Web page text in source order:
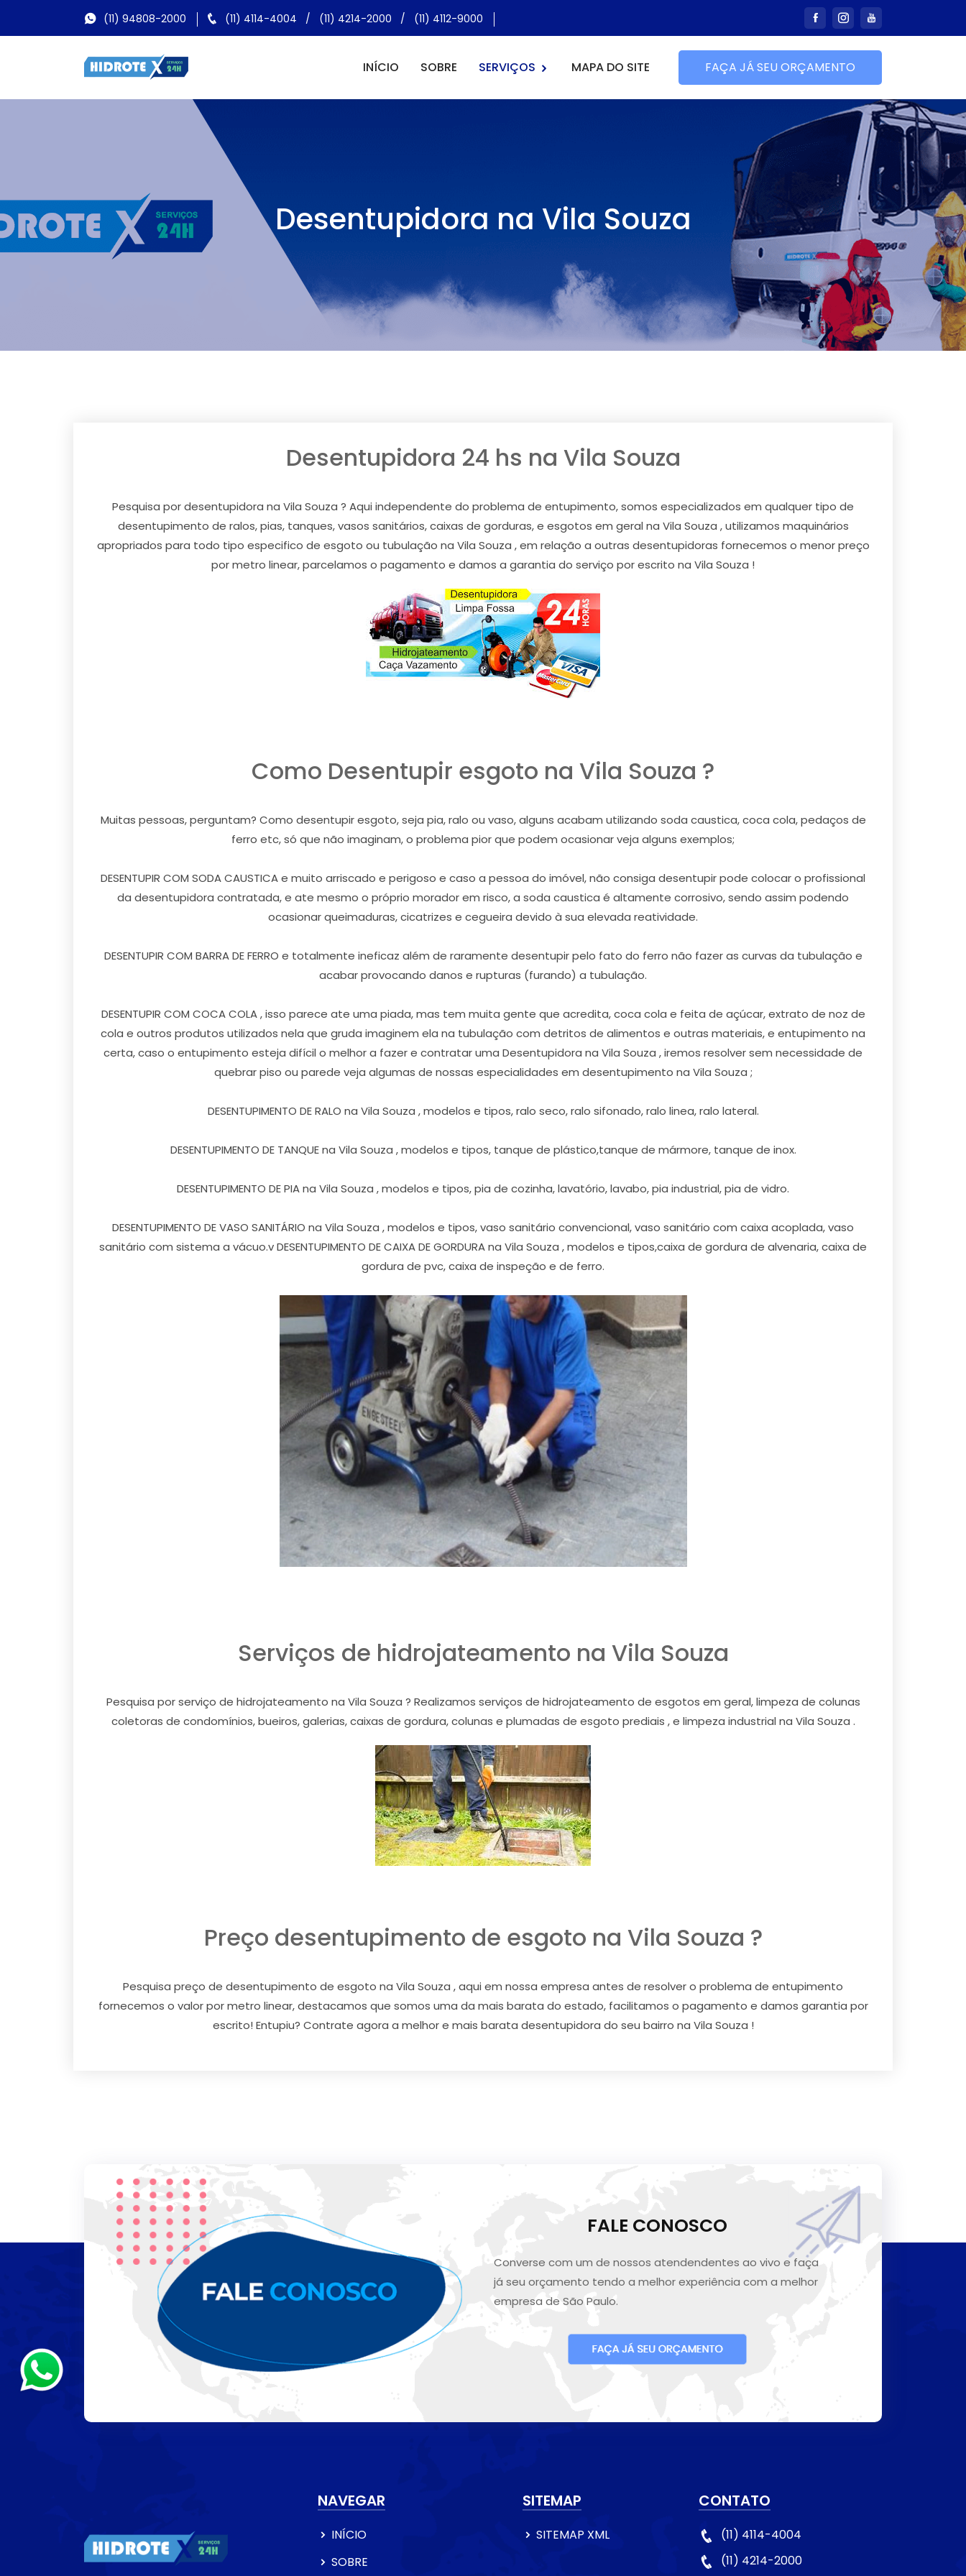
(11) 94808-2000 (11) 4114-4004 / (11) 4214-2000 / (11) 4112-9000
INÍCIO SOBRE SERVIÇOS MAPA DO SITE FAÇA JÁ SEU ORÇAMENTO
Desentupidora na Vila Souza
Desentupidora 24 hs na Vila Souza
Pesquisa por desentupidora na Vila Souza ? Aqui independente do problema de entupimento, somos especializados em qualquer tipo de
desentupimento de ralos, pias, tanques, vasos sanitários, caixas de gorduras, e esgotos em geral na Vila Souza , utilizamos maquinários
apropriados para todo tipo especifico de esgoto ou tubulação na Vila Souza , em relação a outras desentupidoras fornecemos o menor preço
por metro linear, parcelamos o pagamento e damos a garantia do serviço por escrito na Vila Souza !
Como Desentupir esgoto na Vila Souza ?
Muitas pessoas, perguntam? Como desentupir esgoto, seja pia, ralo ou vaso, alguns acabam utilizando soda caustica, coca cola, pedaços de
ferro etc, só que não imaginam, o problema pior que podem ocasionar veja alguns exemplos;
DESENTUPIR COM SODA CAUSTICA e muito arriscado e perigoso e caso a pessoa do imóvel, não consiga desentupir pode colocar o profissional
da desentupidora contratada, e ate mesmo o próprio morador em risco, a soda caustica é altamente corrosivo, sendo assim podendo
ocasionar queimaduras, cicatrizes e cegueira devido à sua elevada reatividade.
DESENTUPIR COM BARRA DE FERRO e totalmente ineficaz além de raramente desentupir pelo fato do ferro não fazer as curvas da tubulação e
acabar provocando danos e rupturas (furando) a tubulação.
DESENTUPIR COM COCA COLA , isso parece ate uma piada, mas tem muita gente que acredita, coca cola e feita de açúcar, extrato de noz de
cola e outros produtos utilizados nela que gruda imaginem ela na tubulação com detritos de alimentos e outras materiais, e entupimento na
certa, caso o entupimento esteja difícil o melhor a fazer e contratar uma Desentupidora na Vila Souza , iremos resolver sem necessidade de
quebrar piso ou parede veja algumas de nossas especialidades em desentupimento na Vila Souza ;
DESENTUPIMENTO DE RALO na Vila Souza , modelos e tipos, ralo seco, ralo sifonado, ralo linea, ralo lateral.
DESENTUPIMENTO DE TANQUE na Vila Souza , modelos e tipos, tanque de plástico,tanque de mármore, tanque de inox.
DESENTUPIMENTO DE PIA na Vila Souza , modelos e tipos, pia de cozinha, lavatório, lavabo, pia industrial, pia de vidro.
DESENTUPIMENTO DE VASO SANITÁRIO na Vila Souza , modelos e tipos, vaso sanitário convencional, vaso sanitário com caixa acoplada, vaso
sanitário com sistema a vácuo.v DESENTUPIMENTO DE CAIXA DE GORDURA na Vila Souza , modelos e tipos,caixa de gordura de alvenaria, caixa de
gordura de pvc, caixa de inspeção e de ferro.
Serviços de hidrojateamento na Vila Souza
Pesquisa por serviço de hidrojateamento na Vila Souza ? Realizamos serviços de hidrojateamento de esgotos em geral, limpeza de colunas
coletoras de condomínios, bueiros, galerias, caixas de gordura, colunas e plumadas de esgoto prediais , e limpeza industrial na Vila Souza .
Preço desentupimento de esgoto na Vila Souza ?
Pesquisa preço de desentupimento de esgoto na Vila Souza , aqui em nossa empresa antes de resolver o problema de entupimento
fornecemos o valor por metro linear, destacamos que somos uma da mais barata do estado, facilitamos o pagamento e damos garantia por
escrito! Entupiu? Contrate agora a melhor e mais barata desentupidora do seu bairro na Vila Souza !
FALE CONOSCO
Converse com um de nossos atendendentes ao vivo e faça
já seu orçamento tendo a melhor experiência com a melhor
empresa de São Paulo.
NAVEGAR
INÍCIO
SOBRE
SITEMAP
SITEMAP XML
CONTATO
(11) 4114-4004
(11) 4214-2000